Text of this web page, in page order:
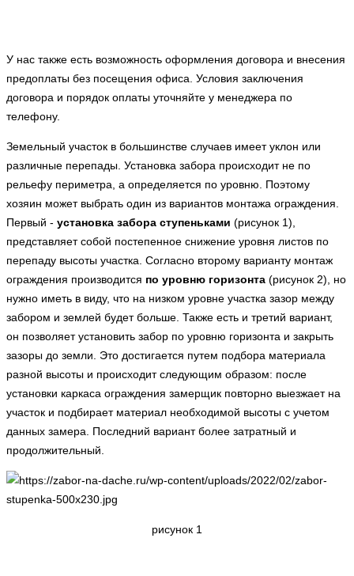
У нас также есть возможность оформления договора и внесения
предоплаты без посещения офиса. Условия заключения
договора и порядок оплаты уточняйте у менеджера по
телефону.
Земельный участок в большинстве случаев имеет уклон или
различные перепады. Установка забора происходит не по
рельефу периметра, а определяется по уровню. Поэтому
хозяин может выбрать один из вариантов монтажа ограждения.
Первый - установка забора ступеньками (рисунок 1),
представляет собой постепенное снижение уровня листов по
перепаду высоты участка. Согласно второму варианту монтаж
ограждения производится по уровню горизонта (рисунок 2), но
нужно иметь в виду, что на низком уровне участка зазор между
забором и землей будет больше. Также есть и третий вариант,
он позволяет установить забор по уровню горизонта и закрыть
зазоры до земли. Это достигается путем подбора материала
разной высоты и происходит следующим образом: после
установки каркаса ограждения замерщик повторно выезжает на
участок и подбирает материал необходимой высоты с учетом
данных замера. Последний вариант более затратный и
продолжительный.
рисунок 1